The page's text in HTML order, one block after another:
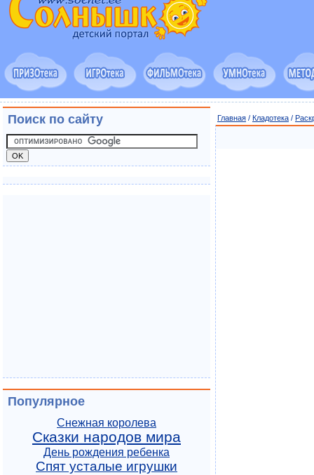
Главная / Кладотека /
Поиск по сайту
Популярное
Снежная королева
Сказки народов мира
День рождения ребенка
Спят усталые игрушки